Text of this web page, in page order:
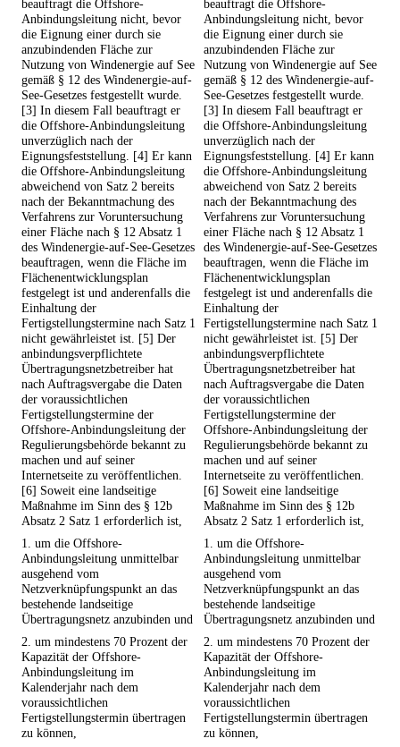
beauftragt die Offshore-
Anbindungsleitung nicht, bevor
die Eignung einer durch sie
anzubindenden Fläche zur
Nutzung von Windenergie auf See
gemäß § 12 des Windenergie-auf-
See-Gesetzes festgestellt wurde.
[3] In diesem Fall beauftragt er
die Offshore-Anbindungsleitung
unverzüglich nach der
Eignungsfeststellung. [4] Er kann
die Offshore-Anbindungsleitung
abweichend von Satz 2 bereits
nach der Bekanntmachung des
Verfahrens zur Voruntersuchung
einer Fläche nach § 12 Absatz 1
des Windenergie-auf-See-Gesetzes
beauftragen, wenn die Fläche im
Flächenentwicklungsplan
festgelegt ist und anderenfalls die
Einhaltung der
Fertigstellungstermine nach Satz 1
nicht gewährleistet ist. [5] Der
anbindungsverpflichtete
Übertragungsnetzbetreiber hat
nach Auftragsvergabe die Daten
der voraussichtlichen
Fertigstellungstermine der
Offshore-Anbindungsleitung der
Regulierungsbehörde bekannt zu
machen und auf seiner
Internetseite zu veröffentlichen.
[6] Soweit eine landseitige
Maßnahme im Sinn des § 12b
Absatz 2 Satz 1 erforderlich ist,
beauftragt die Offshore-
Anbindungsleitung nicht, bevor
die Eignung einer durch sie
anzubindenden Fläche zur
Nutzung von Windenergie auf See
gemäß § 12 des Windenergie-auf-
See-Gesetzes festgestellt wurde.
[3] In diesem Fall beauftragt er
die Offshore-Anbindungsleitung
unverzüglich nach der
Eignungsfeststellung. [4] Er kann
die Offshore-Anbindungsleitung
abweichend von Satz 2 bereits
nach der Bekanntmachung des
Verfahrens zur Voruntersuchung
einer Fläche nach § 12 Absatz 1
des Windenergie-auf-See-Gesetzes
beauftragen, wenn die Fläche im
Flächenentwicklungsplan
festgelegt ist und anderenfalls die
Einhaltung der
Fertigstellungstermine nach Satz 1
nicht gewährleistet ist. [5] Der
anbindungsverpflichtete
Übertragungsnetzbetreiber hat
nach Auftragsvergabe die Daten
der voraussichtlichen
Fertigstellungstermine der
Offshore-Anbindungsleitung der
Regulierungsbehörde bekannt zu
machen und auf seiner
Internetseite zu veröffentlichen.
[6] Soweit eine landseitige
Maßnahme im Sinn des § 12b
Absatz 2 Satz 1 erforderlich ist,
1. um die Offshore-
Anbindungsleitung unmittelbar
ausgehend vom
Netzverknüpfungspunkt an das
bestehende landseitige
Übertragungsnetz anzubinden und
1. um die Offshore-
Anbindungsleitung unmittelbar
ausgehend vom
Netzverknüpfungspunkt an das
bestehende landseitige
Übertragungsnetz anzubinden und
2. um mindestens 70 Prozent der
Kapazität der Offshore-
Anbindungsleitung im
Kalenderjahr nach dem
voraussichtlichen
Fertigstellungstermin übertragen
zu können,
2. um mindestens 70 Prozent der
Kapazität der Offshore-
Anbindungsleitung im
Kalenderjahr nach dem
voraussichtlichen
Fertigstellungstermin übertragen
zu können,